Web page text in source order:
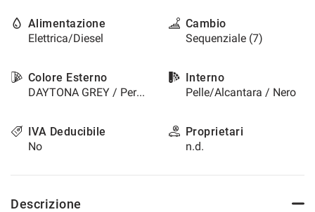
Alimentazione
Elettrica/Diesel
Cambio
Sequenziale (7)
Colore Esterno
DAYTONA GREY / Perlato
Interno
Pelle/Alcantara / Nero
IVA Deducibile
No
Proprietari
n.d.
Descrizione
e
modificare
scelte